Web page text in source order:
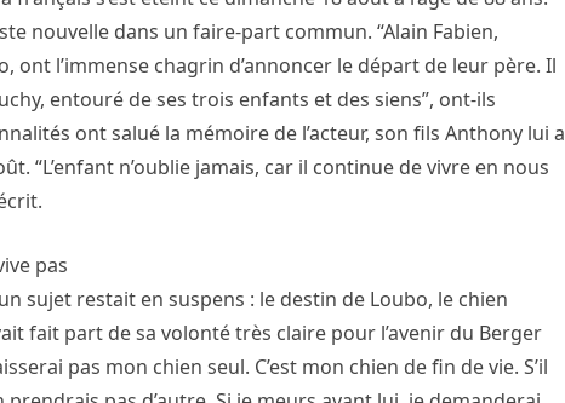
nouvelle dans un faire-part commun. “Alain Fabien,
ont l’immense chagrin d’annoncer le départ de leur père. Il
entouré de ses trois enfants et des siens”, ont-ils
ont salué la mémoire de l’acteur, son fils Anthony lui a
“L’enfant n’oublie jamais, car il continue de vivre en nous
pas
sujet restait en suspens : le destin de Loubo, le chien
fait part de sa volonté très claire pour l’avenir du Berger
pas mon chien seul. C’est mon chien de fin de vie. S’il